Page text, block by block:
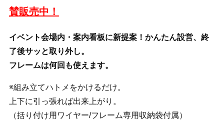
賛販売中！
イベント会場内・案内看板に新提案！かんたん設営、終
了後サッと取り外し。
フレームは何回も使えます。
※組み立てハトメをかけるだけ。
上下に引っ張れば出来上がり。
（括り付け用ワイヤー/フレーム専用収納袋付属）